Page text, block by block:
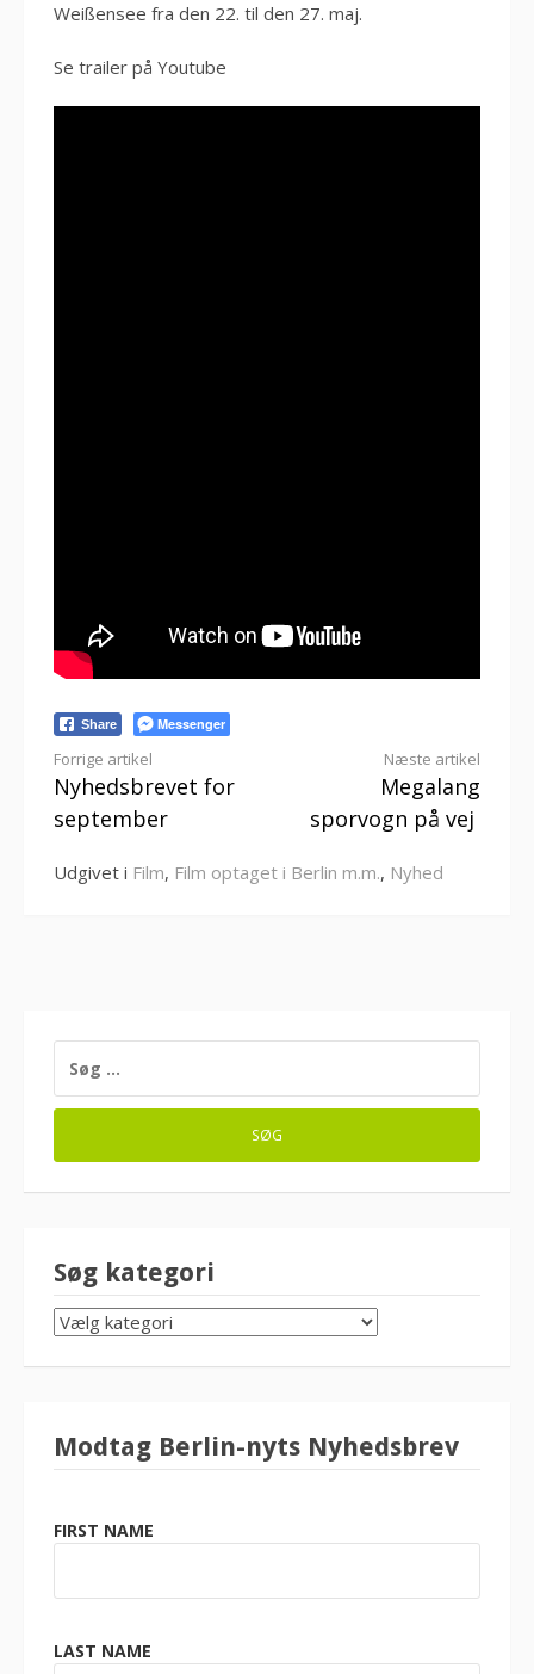
Weißensee fra den 22. til den 27. maj.
Se trailer på Youtube
Share Messenger
Læs
videre
Forrige artikel
Nyhedsbrevet for
september
Næste artikel
Megalang
sporvogn på vej
Udgivet i Film, Film optaget i Berlin m.m., Nyhed
EFTER:
Søg kategori
SØG
KATEGORI
Modtag Berlin-nyts Nyhedsbrev
FIRST NAME
LAST NAME